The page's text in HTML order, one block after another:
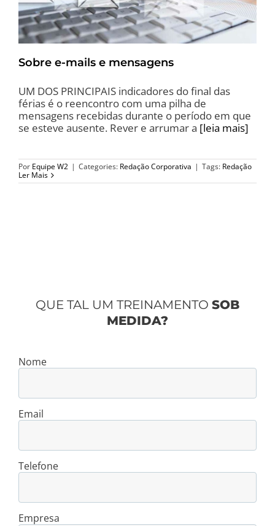
Sobre e-mails e mensagens
UM DOS PRINCIPAIS indicadores do final das
férias é o reencontro com uma pilha de
mensagens recebidas durante o período em que
se esteve ausente. Rever e arrumar a [leia mais]
Por Equipe W2 | Categories: Redação Corporativa | Tags: Redação
Ler Mais
QUE TAL UM TREINAMENTO SOB
MEDIDA?
Nome
Email
Telefone
Empresa